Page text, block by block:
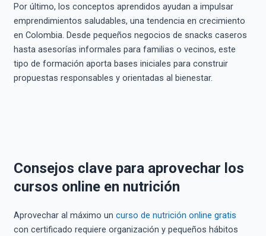
Por último, los conceptos aprendidos ayudan a impulsar
emprendimientos saludables, una tendencia en crecimiento
en Colombia. Desde pequeños negocios de snacks caseros
hasta asesorías informales para familias o vecinos, este
tipo de formación aporta bases iniciales para construir
propuestas responsables y orientadas al bienestar.
Consejos clave para aprovechar los
cursos online en nutrición
Aprovechar al máximo un curso de nutrición online gratis
con certificado requiere organización y pequeños hábitos